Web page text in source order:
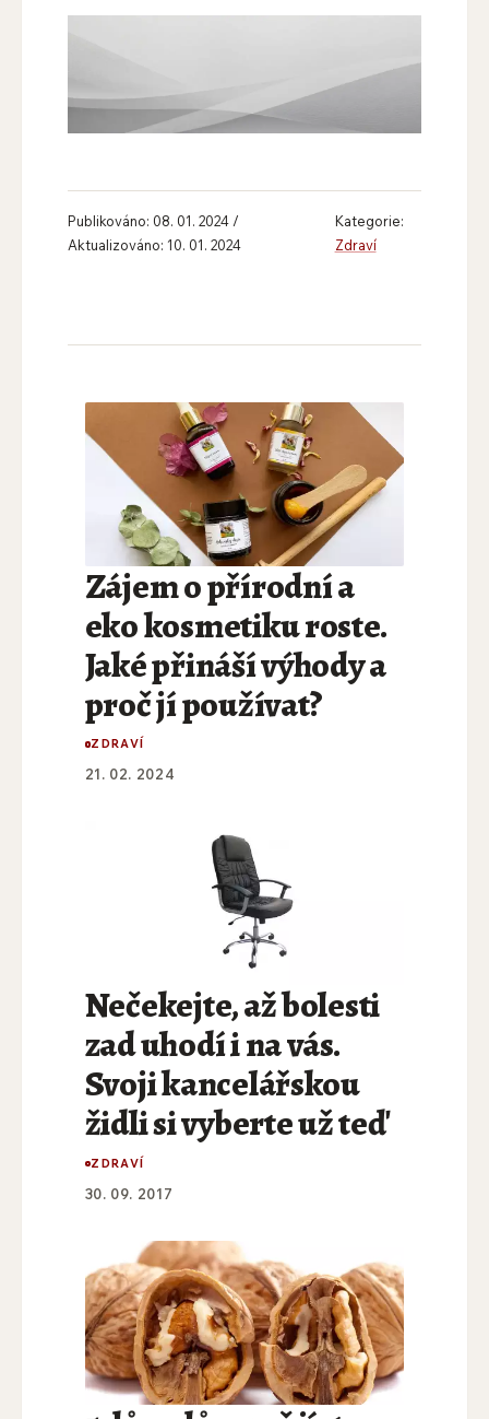
Publikováno: 08. 01. 2024 /
Aktualizováno: 10. 01. 2024
Kategorie:
Zdraví
Zájem o přírodní a
eko kosmetiku roste.
Jaké přináší výhody a
proč jí používat?
ZDRAVÍ
21. 02. 2024
Nečekejte, až bolesti
zad uhodí i na vás.
Svoji kancelářskou
židli si vyberte už teď
ZDRAVÍ
30. 09. 2017